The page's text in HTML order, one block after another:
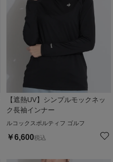
【遮熱UV】シンプルモックネッ
ク長袖インナー
ルコックスポルティフ ゴルフ
￥6,600税込